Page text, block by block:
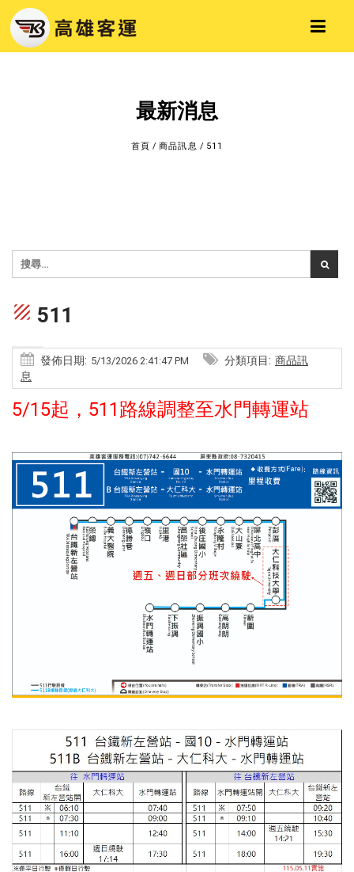
最新消息
首頁 / 商品訊息 / 511
texture 511
發佈日期: 5/13/2026 2:41:47 PM 分類項目: 商品訊
息
5/15起，511路線調整至水門轉運站